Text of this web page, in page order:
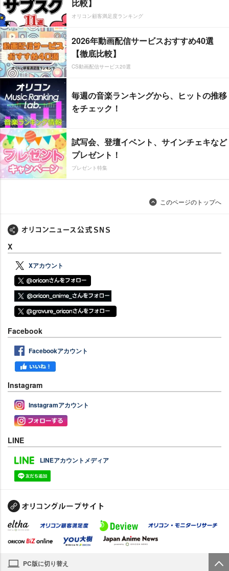
比較】
オリコン顧客満足度ランキング
2026年動画配信サービスおすすめ40選
【徹底比較】
CS動画配信サービス20選
毎週の音楽ランキングから、ヒットの推移
をチェック！
試写会、登壇イベント、サインチェキなど
プレゼント！
プレゼント特集
このページのトップへ
X
Xアカウント
Facebook
Facebookアカウント
Instagram
Instagramアカウント
LINE
LINEアカウントメディア
PC版に切り替え